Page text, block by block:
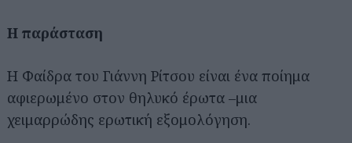
Η παράσταση
Η Φαίδρα του Γιάννη Ρίτσου είναι ένα ποίημα
αφιερωμένο στον θηλυκό έρωτα –μια
χειμαρρώδης ερωτική εξομολόγηση.